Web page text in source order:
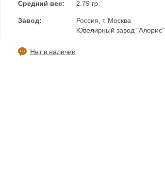
Средний вес: 2.79 гр.
Завод:
Россия, г. Москва
Ювелирный завод "Алорис"
Нет в наличии